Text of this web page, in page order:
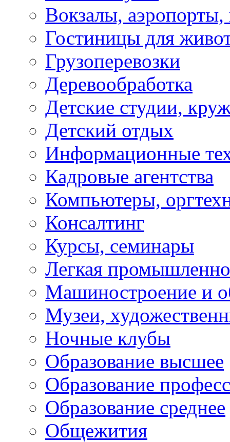
Вокзалы,
Гостиницы для
Грузоперевозки
Деревообработка
Детские студии,
Детский отдых
Информационные
Кадровые агентства
Компьютеры,
Консалтинг
Курсы, семинары
Легкая
Машиностроение и
Музеи,
Ночные клубы
Образование высшее
Образование
Образование среднее
Общежития